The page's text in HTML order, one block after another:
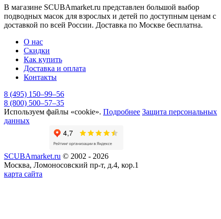
В магазине SCUBAmarket.ru представлен большой выбор
подводных масок для взрослых и детей по доступным ценам с
доставкой по всей России. Доставка по Москве бесплатна.
О нас
Скидки
Как купить
Доставка и оплата
Контакты
8 (495) 150–99–56
8 (800) 500–57–35
Используем файлы «cookie». Подробнее Защита персональных
данных
SCUBAmarket.ru © 2002 - 2026
Москва, Ломоносовский пр-т, д.4, кор.1
карта сайта